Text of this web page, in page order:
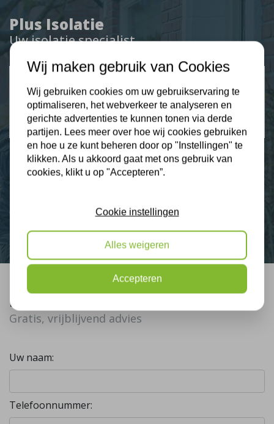
Plus Isolatie
Uw isolatie specialist
9,3
Klantbeoordelingen
2274 klanten beoordelen ons met een 9.3
Bel mij terug
Gratis, vrijblijvend advies
Uw naam:
Telefoonnummer:
Wij maken gebruik van Cookies
Wij gebruiken cookies om uw gebruikservaring te
optimaliseren, het webverkeer te analyseren en
gerichte advertenties te kunnen tonen via derde
partijen. Lees meer over hoe wij cookies gebruiken
en hoe u ze kunt beheren door op "Instellingen" te
klikken. Als u akkoord gaat met ons gebruik van
cookies, klikt u op "Accepteren”.
Cookie instellingen
Alles weigeren
Accepteren